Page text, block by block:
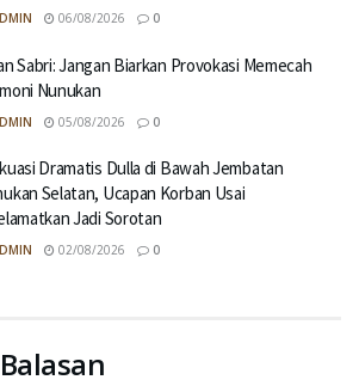
06/08/2026 0
Sabri: Jangan Biarkan Provokasi Memecah
Nunukan
05/08/2026 0
Dramatis Dulla di Bawah Jembatan
Selatan, Ucapan Korban Usai
Jadi Sorotan
02/08/2026 0